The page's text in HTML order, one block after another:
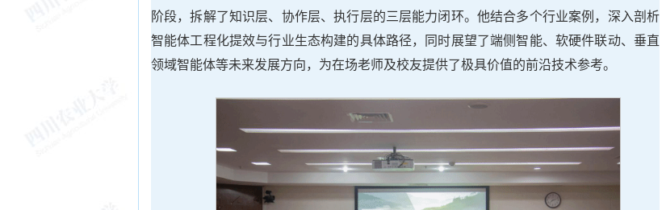
阶段，拆解了知识层、协作层、执行层的三层能力闭环。他结合多个行业案例，深入剖析
智能体工程化提效与行业生态构建的具体路径，同时展望了端侧智能、软硬件联动、垂直
领域智能体等未来发展方向，为在场老师及校友提供了极具价值的前沿技术参考。